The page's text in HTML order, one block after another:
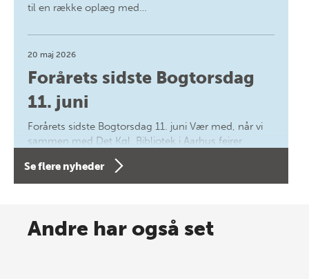
til en række oplæg med…
20 maj 2026
Forårets sidste Bogtorsdag
11. juni
Forårets sidste Bogtorsdag 11. juni Vær med, når vi
sammen med Det Kgl. Bibliotek i Aarhus fejrer
forfatterne bag vores nyes…
Spar op til 70% til sommer-
Se flere nyheder
Andre har også set